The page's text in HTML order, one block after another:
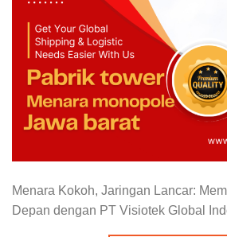
Menara Kokoh, Jaringan Lancar:
Depan dengan PT Visiotek Global